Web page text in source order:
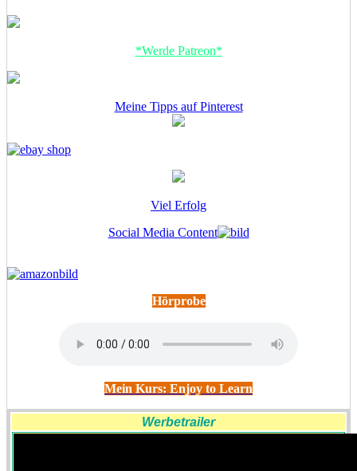
*Werde Patreon*
Meine Tipps auf Pinterest
Viel Erfolg
Social Media Content
Hörprobe
Mein Kurs: Enjoy to Learn
Werbetrailer